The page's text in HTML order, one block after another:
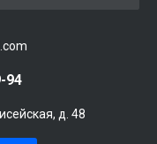
94
д. 48